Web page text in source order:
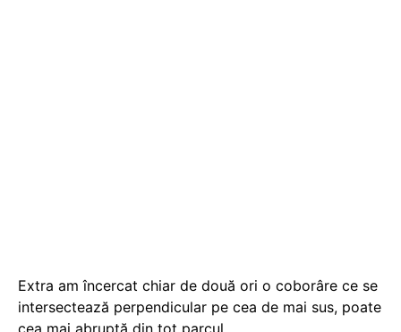
Extra am încercat chiar de două ori o coborâre ce se
intersectează perpendicular pe cea de mai sus, poate
cea mai abruptă din tot parcul.